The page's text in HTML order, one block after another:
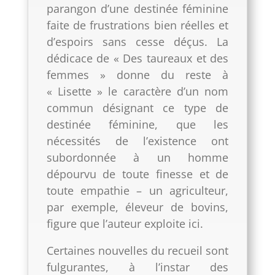
parangon d’une destinée féminine
faite de frustrations bien réelles et
d’espoirs sans cesse déçus. La
dédicace de « Des taureaux et des
femmes » donne du reste à
« Lisette » le caractère d’un nom
commun désignant ce type de
destinée féminine, que les
nécessités de l’existence ont
subordonnée à un homme
dépourvu de toute finesse et de
toute empathie – un agriculteur,
par exemple, éleveur de bovins,
figure que l’auteur exploite ici.
Certaines nouvelles du recueil sont
fulgurantes, à l’instar des